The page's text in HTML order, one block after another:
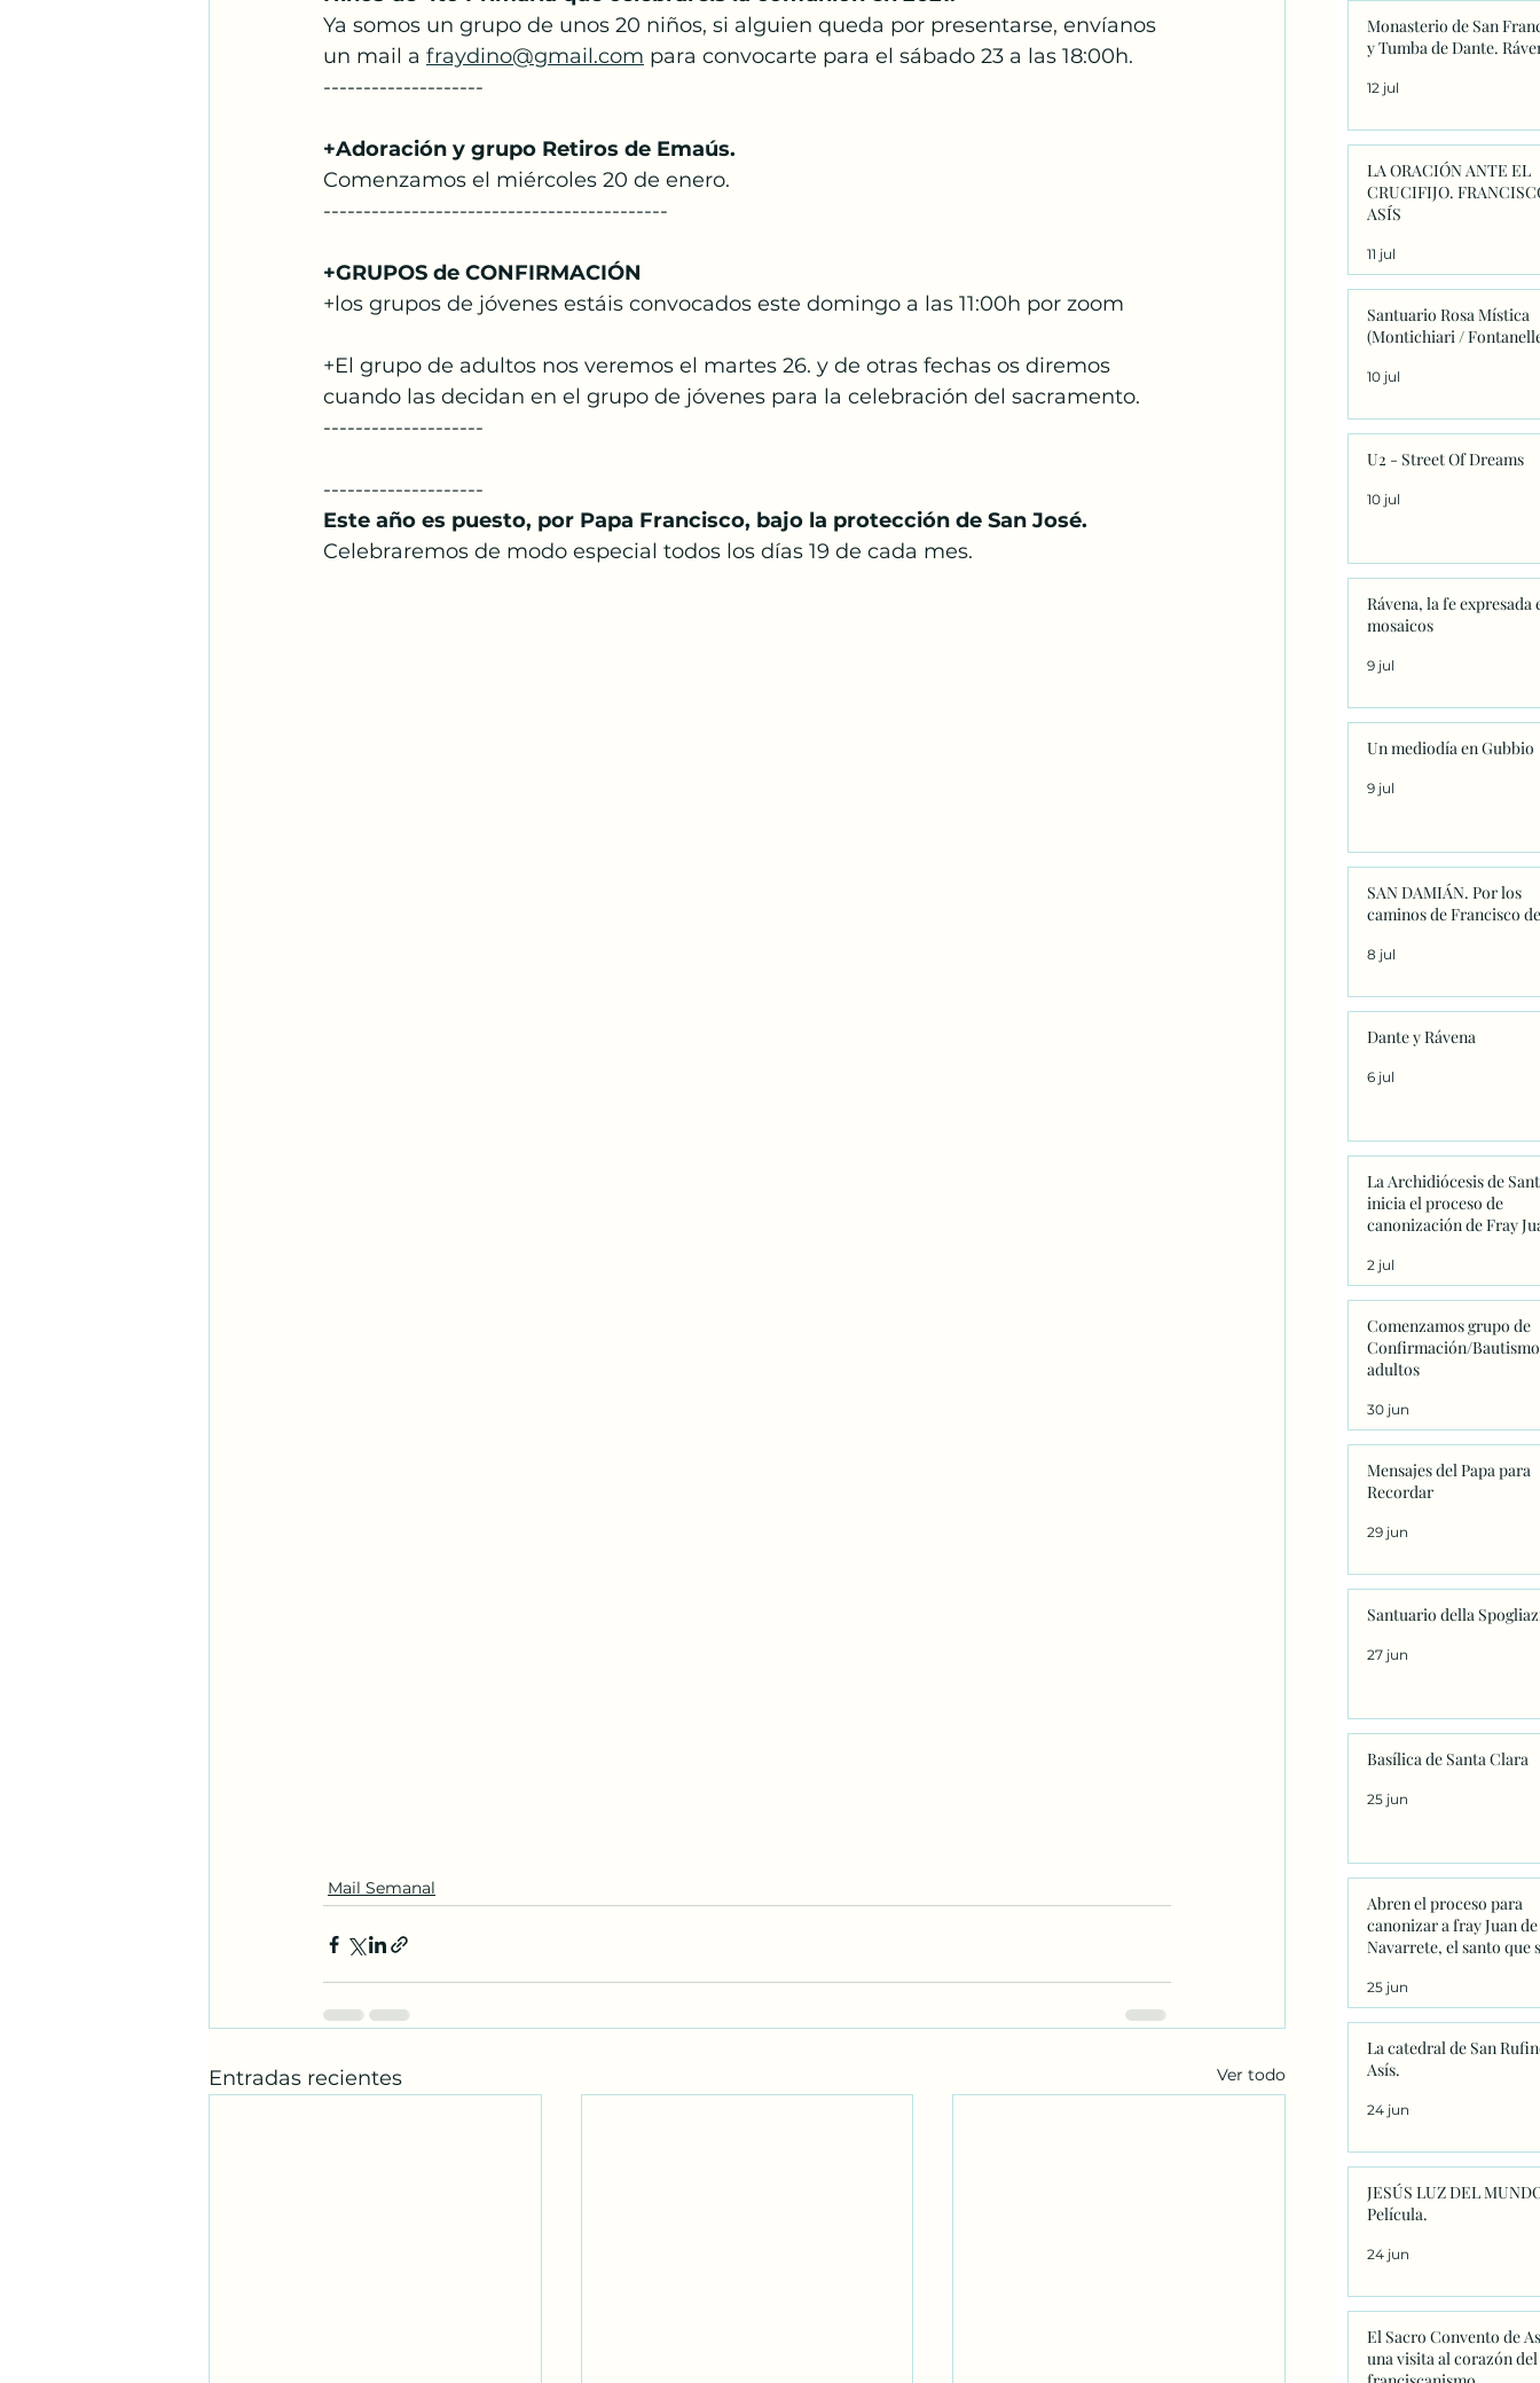
Ya somos un grupo de unos 20 niños, si alguien queda por presentarse, envíanos
un mail a fraydino@gmail.com para convocarte para el sábado 23 a las 18:00h.
--------------------
+Adoración y grupo Retiros de Emaús.
Comenzamos el miércoles 20 de enero.
-------------------------------------------
+GRUPOS de CONFIRMACIÓN
+los grupos de jóvenes estáis convocados este domingo a las 11:00h por zoom
+El grupo de adultos nos veremos el martes 26. y de otras fechas os diremos
cuando las decidan en el grupo de jóvenes para la celebración del sacramento.
--------------------
--------------------
Este año es puesto, por Papa Francisco, bajo la protección de San José.
Celebraremos de modo especial todos los días 19 de cada mes.
Mail Semanal
Entradas recientes Ver todo
Monasterio de San
y Tumba de Dante.
12 jul
LA ORACIÓN ANTE EL
CRUCIFIJO.
ASÍS
11 jul
Santuario Rosa Mística
(Montichiari /
10 jul
U2 - Street Of Dreams
10 jul
Rávena, la fe expresada
mosaicos
9 jul
Un mediodía en Gubbio
9 jul
SAN DAMIÁN. Por los
caminos de Francisco
8 jul
Dante y Rávena
6 jul
La Archidiócesis de
inicia el proceso de
canonización de Fray
primeros decretos en
Sanxenxo
2 jul
Comenzamos grupo de
Confirmación/
adultos
30 jun
Mensajes del Papa para
Recordar
29 jun
Santuario della
27 jun
Basílica de Santa Clara
25 jun
Abren el proceso para
canonizar a fray Juan de
Navarrete, el santo que
25 jun
La catedral de San
Asís.
24 jun
JESÚS LUZ DEL
Película.
24 jun
El Sacro Convento de
una visita al corazón del